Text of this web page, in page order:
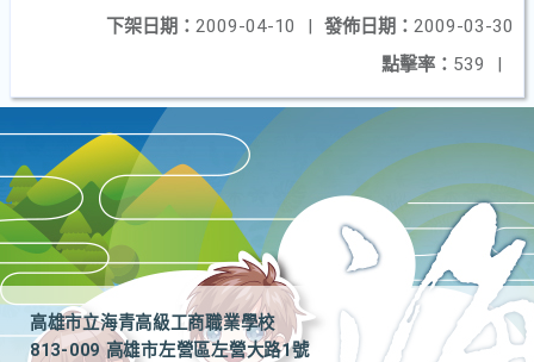
發佈日期： 2009-03-30
下架日期： 2009-04-10
|
點擊率： 539 |
高雄市立海青高級工商職業學校
813-009 高雄市左營區左營大路1號